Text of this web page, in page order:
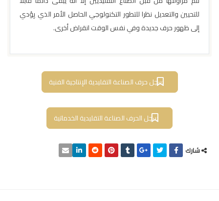
للتحيين والتعديل نظرا للتطور التكنولوجي الحاصل الأمر الذي يِؤدي
إلى ظهور حرف جديدة وفي نفس الوقت انقراض أخرى.
سجل الحرف الصناعة التقليدية الخدماتية
سجل حرف الصناعة التقليدية الإنتاجية الفنية
شارك